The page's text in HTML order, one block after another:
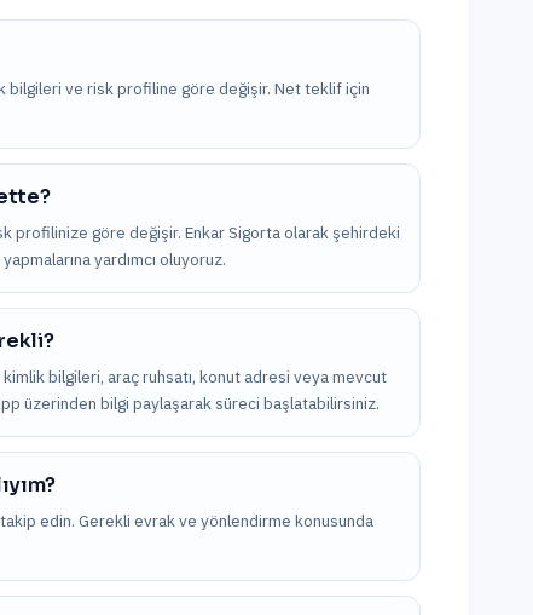
bilgileri ve risk profiline göre değişir. Net teklif için
profilinize göre değişir. Enkar Sigorta olarak şehirdeki
yardımcı oluyoruz.
bilgileri, araç ruhsatı, konut adresi veya mevcut
üzerinden bilgi paylaşarak süreci başlatabilirsiniz.
takip edin. Gerekli evrak ve yönlendirme konusunda